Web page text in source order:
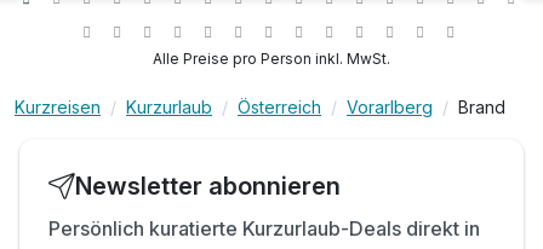
inkl. 600m² Indoor-Aktivbereich mit Ritterburg
inkl. professionelle Kinderbetreuung - 56
inkl. leichter Mittags-Snack + Salat, nur Sommer
inkl. Blechkuchen & Eis, Kaffee Tee, nur Sommer
inkl. Obst & Säfte während Kinderbetreuung
Alle Preise pro Person inkl. MwSt.
Kurzreisen Kurzurlaub Österreich Vorarlberg Brand
Newsletter abonnieren
Persönlich kuratierte Kurzurlaub-Deals direkt in